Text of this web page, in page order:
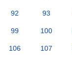
92 93
99 100
106 107